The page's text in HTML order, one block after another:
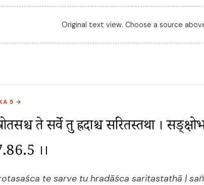
Original text view. Choose a source
5 →
ते सर्वे तु ह्रदाश्च सरितस्तथा ।
।।
te sarve tu hradāśca saritastathā |